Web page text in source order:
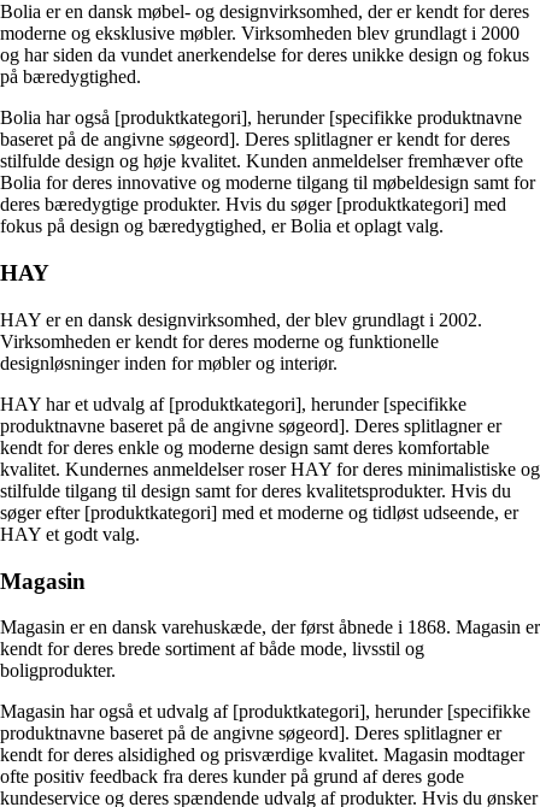
Bolia er en dansk møbel- og designvirksomhed, der er kendt for deres
moderne og eksklusive møbler. Virksomheden blev grundlagt i 2000
og har siden da vundet anerkendelse for deres unikke design og fokus
på bæredygtighed.
Bolia har også [produktkategori], herunder [specifikke produktnavne
baseret på de angivne søgeord]. Deres splitlagner er kendt for deres
stilfulde design og høje kvalitet. Kunden anmeldelser fremhæver ofte
Bolia for deres innovative og moderne tilgang til møbeldesign samt for
deres bæredygtige produkter. Hvis du søger [produktkategori] med
fokus på design og bæredygtighed, er Bolia et oplagt valg.
HAY
HAY er en dansk designvirksomhed, der blev grundlagt i 2002.
Virksomheden er kendt for deres moderne og funktionelle
designløsninger inden for møbler og interiør.
HAY har et udvalg af [produktkategori], herunder [specifikke
produktnavne baseret på de angivne søgeord]. Deres splitlagner er
kendt for deres enkle og moderne design samt deres komfortable
kvalitet. Kundernes anmeldelser roser HAY for deres minimalistiske og
stilfulde tilgang til design samt for deres kvalitetsprodukter. Hvis du
søger efter [produktkategori] med et moderne og tidløst udseende, er
HAY et godt valg.
Magasin
Magasin er en dansk varehuskæde, der først åbnede i 1868. Magasin er
kendt for deres brede sortiment af både mode, livsstil og
boligprodukter.
Magasin har også et udvalg af [produktkategori], herunder [specifikke
produktnavne baseret på de angivne søgeord]. Deres splitlagner er
kendt for deres alsidighed og prisværdige kvalitet. Magasin modtager
ofte positiv feedback fra deres kunder på grund af deres gode
kundeservice og deres spændende udvalg af produkter. Hvis du ønsker